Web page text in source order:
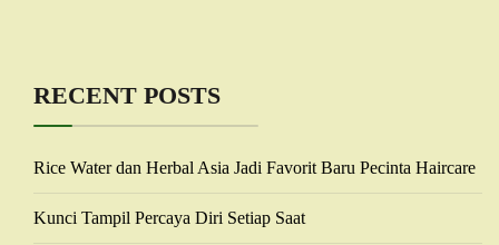
RECENT POSTS
Rice Water dan Herbal Asia Jadi Favorit Baru Pecinta Haircare
Kunci Tampil Percaya Diri Setiap Saat